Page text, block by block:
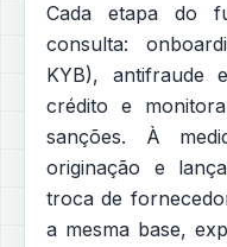
Cada etapa do
consulta:
KYB), antifraude
crédito e
sanções. À
originação e
troca de
a mesma base,